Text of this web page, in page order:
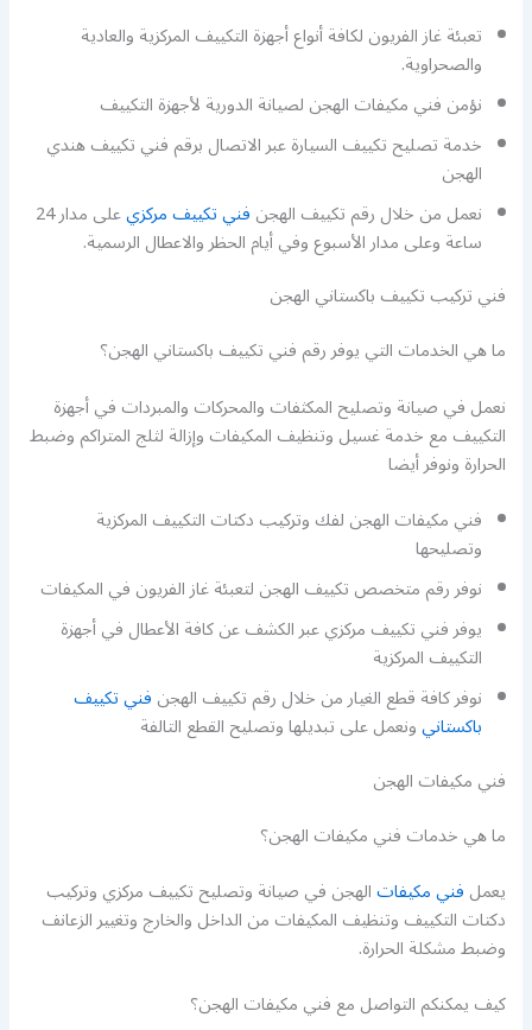
تعبئة غاز الفريون لكافة أنواع أجهزة التكييف المركزية والعادية
والصحراوية.
نؤمن فني مكيفات الهجن لصيانة الدورية لأجهزة التكييف
خدمة تصليح تكييف السيارة عبر الاتصال برقم فني تكييف هندي
الهجن
نعمل من خلال رقم تكييف الهجنفني تكييف مركزي على مدار 24
ساعة وعلى مدار الأسبوع وفي أيام الحظر والاعطال الرسمية.
فني تركيب تكييف باكستاني الهجن
ما هي الخدمات التي يوفر رقم فني تكييف باكستاني الهجن؟
نعمل في صيانة وتصليح المكثفات والمحركات والمبردات في أجهزة
التكييف مع خدمة غسيل وتنظيف المكيفات وإزالة لثلج المتراكم وضبط
الحرارة ونوفر أيضا
فني مكيفات الهجن لفك وتركيب دكتات التكييف المركزية
وتصليحها
نوفر رقم متخصص تكييف الهجن لتعبئة غاز الفريون في المكيفات
يوفر فني تكييف مركزي عبر الكشف عن كافة الأعطال في أجهزة
التكييف المركزية
نوفر كافة قطع الغيار من خلال رقم تكييف الهجنفني تكييف
باكستانيونعمل على تبديلها وتصليح القطع التالفة
فني مكيفات الهجن
ما هي خدمات فني مكيفات الهجن؟
يعملفني مكيفاتالهجن في صيانة وتصليح تكييف مركزي وتركيب
دكتات التكييف وتنظيف المكيفات من الداخل والخارج وتغيير الزعانف
وضبط مشكلة الحرارة.
كيف يمكنكم التواصل مع فني مكيفات الهجن؟